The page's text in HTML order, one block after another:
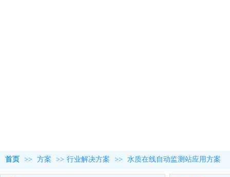
首页 >> 方案 >> 行业解决方案 >> 水质在线自动监测站应用方案